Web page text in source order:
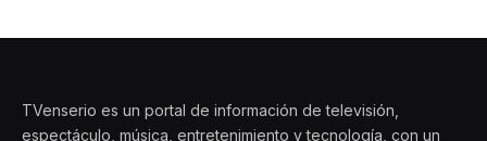
TVenserio es un portal de información de televisión,
espectáculo, música, entretenimiento y tecnología, con un